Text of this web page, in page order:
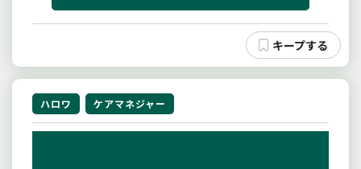
ハロワ ケアマネジャー